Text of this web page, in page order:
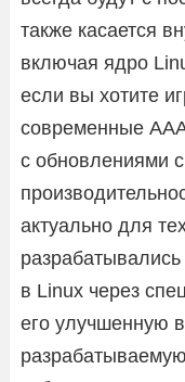
также касается
включая ядро
если вы хотите
современные
с обновлениями
актуально для
в Linux через
его улучшенную